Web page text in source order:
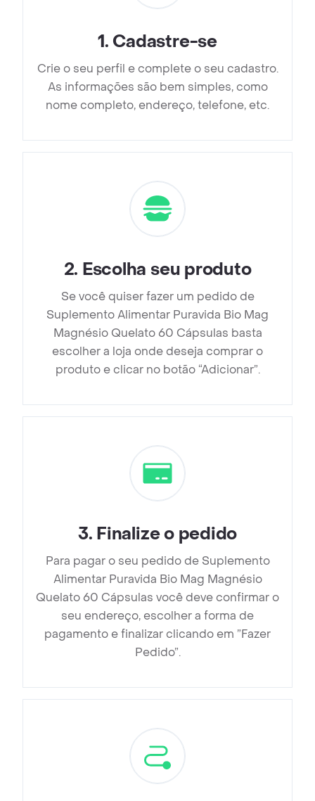
1. Cadastre-se
Crie o seu perfil e complete o seu cadastro.
As informações são bem simples, como
nome completo, endereço, telefone, etc.
2. Escolha seu produto
Se você quiser fazer um pedido de
Suplemento Alimentar Puravida Bio Mag
Magnésio Quelato 60 Cápsulas basta
escolher a loja onde deseja comprar o
produto e clicar no botão “Adicionar”.
3. Finalize o pedido
Para pagar o seu pedido de Suplemento
Alimentar Puravida Bio Mag Magnésio
Quelato 60 Cápsulas você deve confirmar o
seu endereço, escolher a forma de
pagamento e finalizar clicando em ”Fazer
Pedido”.